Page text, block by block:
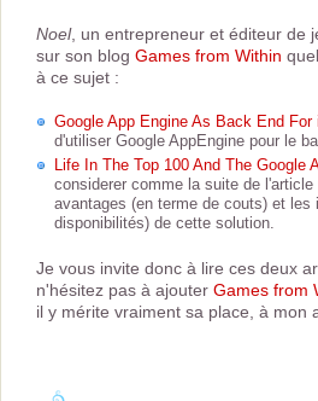
Noel, un entrepreneur et éditeur de
sur son blog Games from Within
à ce sujet :
Google App Engine As Back End For
d'utiliser Google AppEngine pour le
Life In The Top 100 And The Google
considerer comme la suite de
avantages (en terme de couts) et les
disponibilités) de cette solution.
Je vous invite donc à lire ces deux
n'hésitez pas à ajouter Games from
il y mérite vraiment sa place, à mon